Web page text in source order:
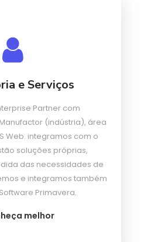
e Serviços
Partner com
(indústria), área
Web. integramos com o
soluções próprias,
das necessidades de
e integramos também
Primavera.
melhor